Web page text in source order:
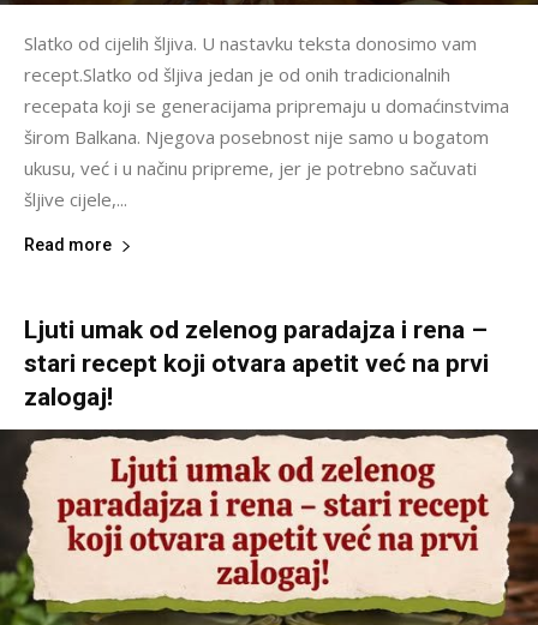
Slatko od cijelih šljiva. U nastavku teksta donosimo vam
recept.Slatko od šljiva jedan je od onih tradicionalnih
recepata koji se generacijama pripremaju u domaćinstvima
širom Balkana. Njegova posebnost nije samo u bogatom
ukusu, već i u načinu pripreme, jer je potrebno sačuvati
šljive cijele,...
Read more
Ljuti umak od zelenog paradajza i rena –
stari recept koji otvara apetit već na prvi
zalogaj!